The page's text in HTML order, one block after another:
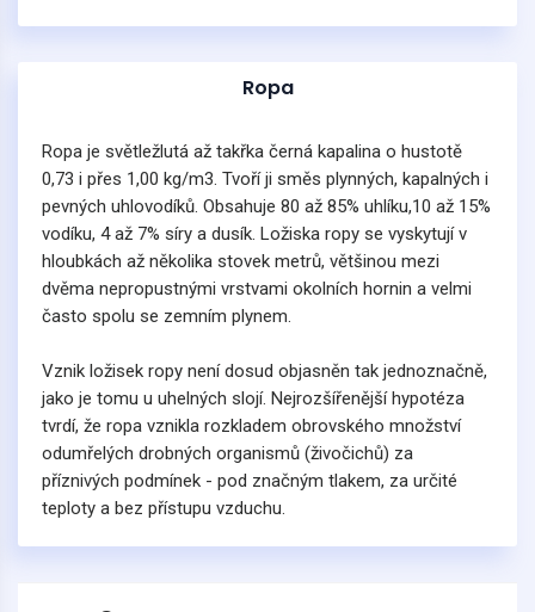
Ropa
Ropa je světležlutá až takřka černá kapalina o hustotě
0,73 i přes 1,00 kg/m3. Tvoří ji směs plynných, kapalných i
pevných uhlovodíků. Obsahuje 80 až 85% uhlíku,10 až 15%
vodíku, 4 až 7% síry a dusík. Ložiska ropy se vyskytují v
hloubkách až několika stovek metrů, většinou mezi
dvěma nepropustnými vrstvami okolních hornin a velmi
často spolu se zemním plynem.
Vznik ložisek ropy není dosud objasněn tak jednoznačně,
jako je tomu u uhelných slojí. Nejrozšířenější hypotéza
tvrdí, že ropa vznikla rozkladem obrovského množství
odumřelých drobných organismů (živočichů) za
příznivých podmínek - pod značným tlakem, za určité
teploty a bez přístupu vzduchu.